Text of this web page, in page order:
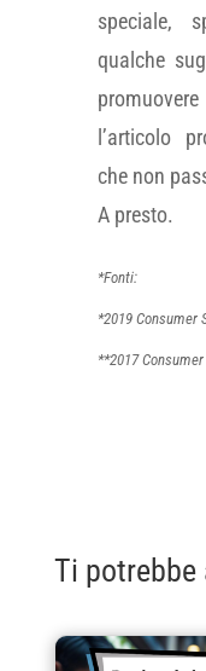
speciale,
qualche
l’articolo
che non
A presto.
*Fonti:
*2019 Consumer
**2017 Consumer
Ti potrebbe